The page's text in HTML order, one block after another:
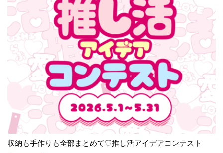
収納も手作りも全部まとめて♡推し活アイデアコンテスト